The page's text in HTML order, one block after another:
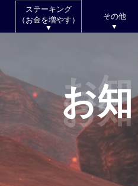
ステーキング
（お金を増やす）
その他
お